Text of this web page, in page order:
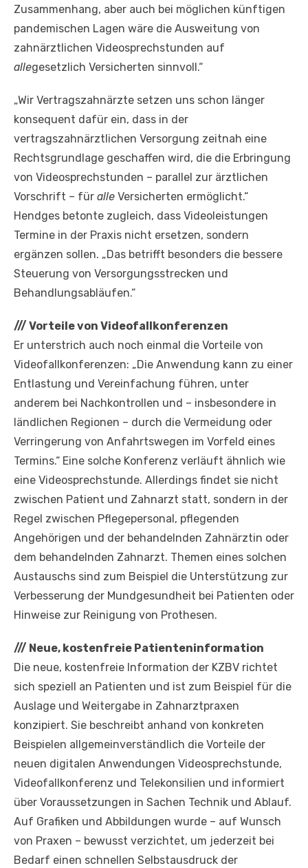
Zusammenhang, aber auch bei möglichen künftigen
pandemischen Lagen wäre die Ausweitung von
zahnärztlichen Videosprechstunden auf
allegesetzlich Versicherten sinnvoll.“
„Wir Vertragszahnärzte setzen uns schon länger
konsequent dafür ein, dass in der
vertragszahnärztlichen Versorgung zeitnah eine
Rechtsgrundlage geschaffen wird, die die Erbringung
von Videosprechstunden – parallel zur ärztlichen
Vorschrift – für alle Versicherten ermöglicht.“
Hendges betonte zugleich, dass Videoleistungen
Termine in der Praxis nicht ersetzen, sondern
ergänzen sollen. „Das betrifft besonders die bessere
Steuerung von Versorgungsstrecken und
Behandlungsabläufen.“
/// Vorteile von Videofallkonferenzen
Er unterstrich auch noch einmal die Vorteile von
Videofallkonferenzen: „Die Anwendung kann zu einer
Entlastung und Vereinfachung führen, unter
anderem bei Nachkontrollen und – insbesondere in
ländlichen Regionen – durch die Vermeidung oder
Verringerung von Anfahrtswegen im Vorfeld eines
Termins.“ Eine solche Konferenz verläuft ähnlich wie
eine Videosprechstunde. Allerdings findet sie nicht
zwischen Patient und Zahnarzt statt, sondern in der
Regel zwischen Pflegepersonal, pflegenden
Angehörigen und der behandelnden Zahnärztin oder
dem behandelnden Zahnarzt. Themen eines solchen
Austauschs sind zum Beispiel die Unterstützung zur
Verbesserung der Mundgesundheit bei Patienten oder
Hinweise zur Reinigung von Prothesen.
/// Neue, kostenfreie Patienteninformation
Die neue, kostenfreie Information der KZBV richtet
sich speziell an Patienten und ist zum Beispiel für die
Auslage und Weitergabe in Zahnarztpraxen
konzipiert. Sie beschreibt anhand von konkreten
Beispielen allgemeinverständlich die Vorteile der
neuen digitalen Anwendungen Videosprechstunde,
Videofallkonferenz und Telekonsilien und informiert
über Voraussetzungen in Sachen Technik und Ablauf.
Auf Grafiken und Abbildungen wurde – auf Wunsch
von Praxen – bewusst verzichtet, um jederzeit bei
Bedarf einen schnellen Selbstausdruck der